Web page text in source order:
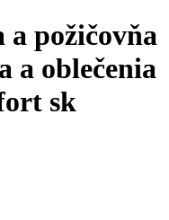
požičovňa
a oblečenia
sk